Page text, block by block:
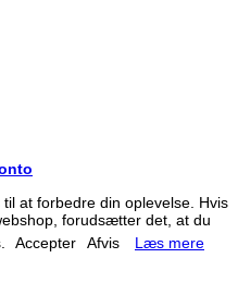
at forbedre din oplevelse. Hvis
forudsætter det, at du
Accepter Afvis Læs mere